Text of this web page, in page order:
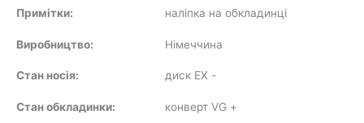
Примітки: наліпка на обкладинці
Виробництво: Німеччина
Стан носія: диск EX -
Стан обкладинки: конверт VG +